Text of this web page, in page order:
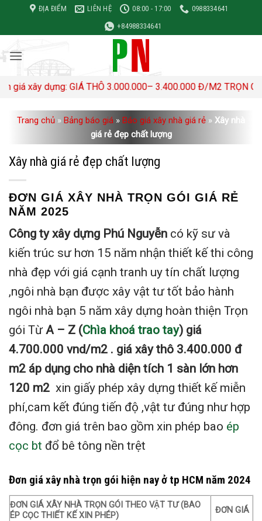
nội
dung
ĐỊA ĐIỂM LIÊN HỆ 08:00 - 17:00
0988334641
+84988334641
GIÁ THÔ 3.000.000– 3.400.000 Đ/M2 TRỌN GÓI 4,500,000-
Trang chủ » Bảng báo giá » Báo giá xây nhà giá rẻ » Xây nhà
giá rẻ đẹp chất lượng
Xây nhà giá rẻ đẹp chất lượng
ĐƠN GIÁ XÂY NHÀ TRỌN GÓI GIÁ RẺ
NĂM 2025
Công ty xây dựng Phú Nguyễn có kỹ sư và
kiến trúc sư hơn 15 năm nhận thiết kế thi công
nhà đẹp với giá cạnh tranh uy tín chất lượng
,ngôi nhà bạn được xây vật tư tốt bảo hành
ngôi nhà bạn 5 năm xây dựng hoàn thiện Trọn
gói Từ A – Z (Chìa khoá trao tay) giá
4.700.000 vnd/m2 . giá xây thô 3.400.000 đ
m2 áp dụng cho nhà diện tích 1 sàn lớn hơn
120 m2 xin giấy phép xây dựng thiết kế miễn
phí,cam kết đúng tiến độ ,vật tư đúng như hợp
đông. đơn giá trên bao gồm xin phép bao ép
cọc bt đổ bê tông nền trệt
Đơn giá xây nhà trọn gói hiện nay ở tp HCM năm 2024
ĐƠN GIÁ XÂY NHÀ TRỌN GÓI THEO VẬT TƯ (BAO
ÉP CỌC THIẾT KẾ XIN PHÉP)
ĐƠN GIÁ